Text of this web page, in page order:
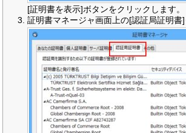
[証明書を表示]ボタンをクリックします。
証明書マネージャ画面上の[認証局証明書]